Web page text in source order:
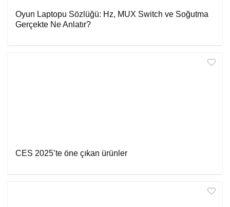
Oyun Laptopu Sözlüğü: Hz, MUX Switch ve Soğutma
Gerçekte Ne Anlatır?
CES 2025’te öne çıkan ürünler